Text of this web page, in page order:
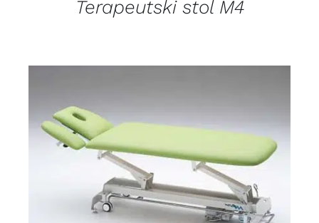
Terapeutski stol M4
DETALJI